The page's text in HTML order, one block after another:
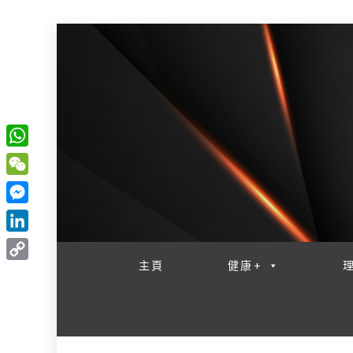
主頁 健康+
W
h
a
t
s
W
e
C
h
M
e
s
L
i